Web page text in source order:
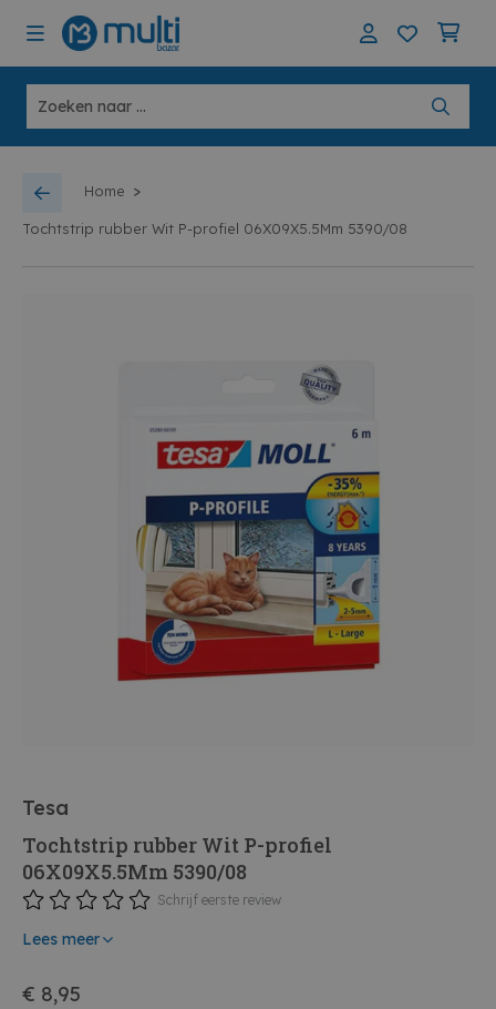
Home >
Tochtstrip rubber Wit P-profiel 06X09X5.5Mm 5390/08
Tesa
Tochtstrip rubber Wit P-profiel
06X09X5.5Mm 5390/08
Schrijf eerste review
Lees meer
€ 8,95